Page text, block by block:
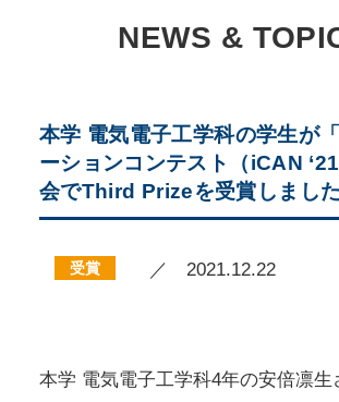
NEWS &
本学 電気電子工学科の学生が
ーションコンテスト（iCAN
会でThird Prizeを受賞しました
受賞 ／ 2021.12.22
本学 電気電子工学科4年の安倍凛生